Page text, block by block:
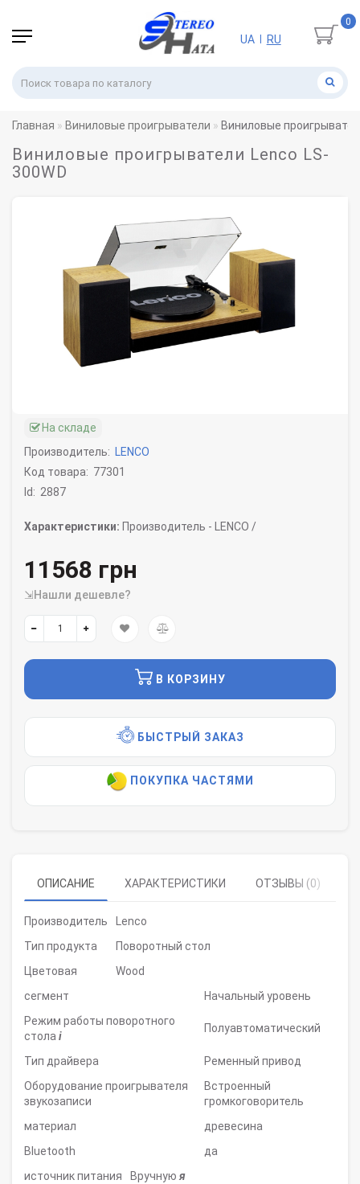
0
UA RU
Главная Виниловые проигрыватели Виниловые
Виниловые проигрыватели Lenco LS-
300WD
На складе
Производитель: LENCO
Код товара: 77301
Id: 2887
Характеристики: Производитель - LENCO /
11568 грн
⇲Нашли дешевле?
В КОРЗИНУ
БЫСТРЫЙ ЗАКАЗ
ПОКУПКА ЧАСТЯМИ
ОПИСАНИЕ ХАРАКТЕРИСТИКИ ОТЗЫВЫ (0)
Производитель
Lenco
Тип продукта
Поворотный стол
Цветовая
Wood
сегмент
Начальный уровень
Режим работы поворотного
столаi
Полуавтоматический
Тип драйвера
Ременный привод
Оборудование проигрывателя
звукозаписи
Встроенный
громкоговоритель
материал
древесина
Bluetooth
да
источник питания
Вручнуюя